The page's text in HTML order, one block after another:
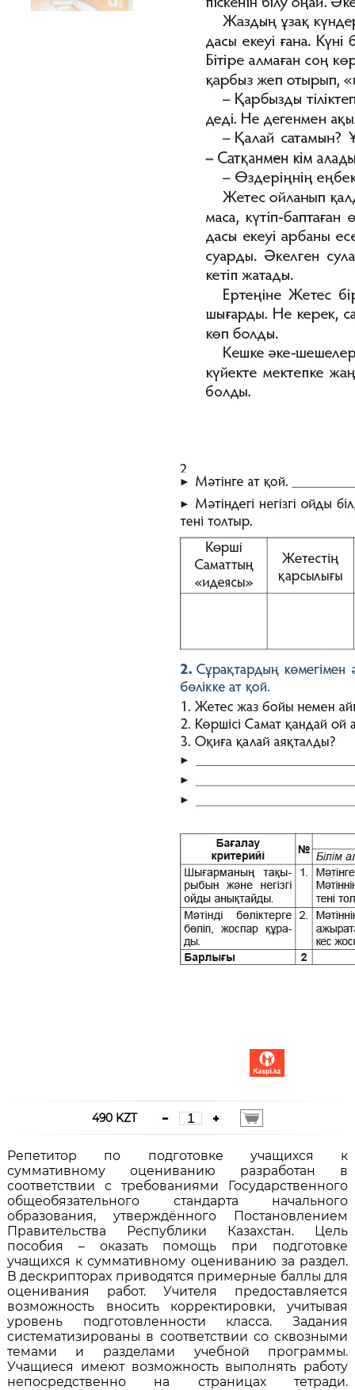
490 KZT
Репетитор по подготовке учащихся к
суммативному оцениванию разработан в
соответствии с требованиями Государственного
общеобязательного стандарта начального
образования, утверждённого Постановлением
Правительства Республики Казахстан. Цель
пособия – оказать помощь при подготовке
учащихся к суммативному оцениванию за раздел.
В дескрипторах приводятся примерные баллы для
оценивания работ. Учителя предоставляется
возможность вносить корректировки, учитывая
уровень подготовленности класса. Задания
систематизированы в соответствии со сквозными
темами и разделами учебной программы.
Учащиеся имеют возможность выполнять работу
непосредственно на страницах тетради.